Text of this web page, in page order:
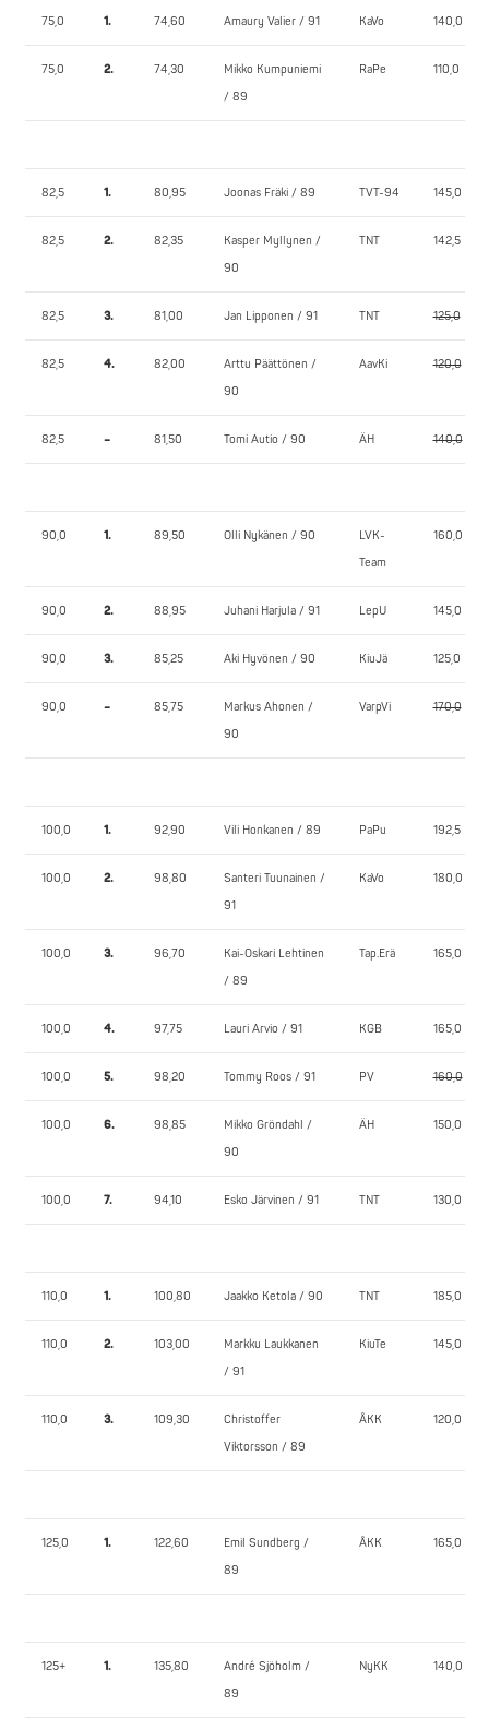
75,0 1. 74,60 Amaury Valier / 91 KaVo 140,0
75,0 2. 74,30
Mikko Kumpuniemi
/ 89
RaPe 110,0
82,5 1. 80,95 Joonas Fräki / 89 TVT-94 145,0
82,5 2. 82,35
Kasper Myllynen /
90
TNT 142,5
82,5 3. 81,00 Jan Lipponen / 91 TNT 125,0
82,5 4. 82,00
Arttu Päättönen /
90
AavKi 120,0
82,5 – 81,50 Tomi Autio / 90 ÄH 140,0
90,0 1. 89,50 Olli Nykänen / 90
LVK-
Team
160,0
90,0 2. 88,95 Juhani Harjula / 91 LepU 145,0
90,0 3. 85,25 Aki Hyvönen / 90 KiuJä 125,0
90,0 – 85,75
Markus Ahonen /
90
VarpVi 170,0
100,0 1. 92,90 Vili Honkanen / 89 PaPu 192,5
100,0 2. 98,80
Santeri Tuunainen /
91
KaVo 180,0
100,0 3. 96,70
Kai-Oskari Lehtinen
/ 89
Tap.Erä 165,0
100,0 4. 97,75 Lauri Arvio / 91 KGB 165,0
100,0 5. 98,20 Tommy Roos / 91 PV 160,0
100,0 6. 98,85
Mikko Gröndahl /
90
ÄH 150,0
100,0 7. 94,10 Esko Järvinen / 91 TNT 130,0
110,0 1. 100,80 Jaakko Ketola / 90 TNT 185,0
110,0 2. 103,00
Markku Laukkanen
/ 91
KiuTe 145,0
110,0 3. 109,30
Christoffer
Viktorsson / 89
ÅKK 120,0
125,0 1. 122,60
Emil Sundberg /
89
ÅKK 165,0
125+ 1. 135,80
André Sjöholm /
89
NyKK 140,0